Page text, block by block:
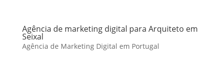
Agência de marketing digital para Arquiteto em
Seixal
Agência de Marketing Digital em Portugal